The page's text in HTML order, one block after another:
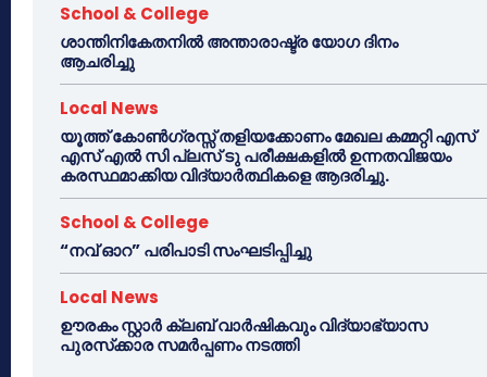
School & College
ശാന്തിനികേതനിൽ അന്താരാഷ്ട്ര യോഗ ദിനം
ആചരിച്ചു
Local News
യൂത്ത് കോൺഗ്രസ്സ് തളിയക്കോണം മേഖല കമ്മറ്റി എസ്
എസ് എൽ സി പ്ലസ് ടു പരീക്ഷകളിൽ ഉന്നതവിജയം
കരസ്ഥമാക്കിയ വിദ്യാർത്ഥികളെ ആദരിച്ചു.
School & College
“നവ് ഓറ” പരിപാടി സംഘടിപ്പിച്ചു
Local News
ഊരകം സ്റ്റാർ ക്ലബ് വാർഷികവും വിദ്യാഭ്യാസ
പുരസ്‌ക്കാര സമർപ്പണം നടത്തി